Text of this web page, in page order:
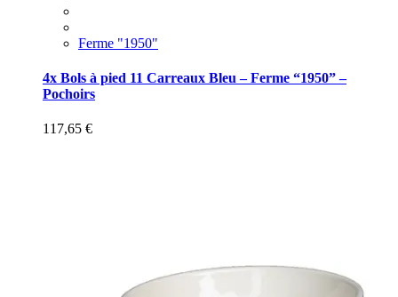
Ferme "1950"
4x Bols à pied 11 Carreaux Bleu – Ferme “1950” –
Pochoirs
117,65 €